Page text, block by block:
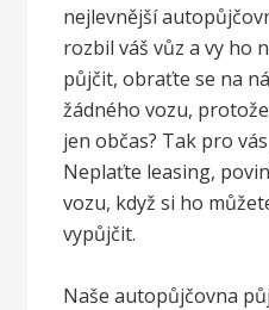
nejlevnější
rozbil váš vůz a vy ho
půjčit, obraťte se na
žádného vozu,
jen občas? Tak pro
Neplaťte leasing,
vozu, když si ho
vypůjčit.
Našeautopůjčovna